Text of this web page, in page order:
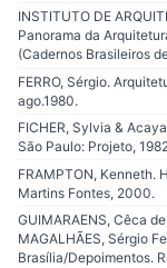
INSTITUTO DE
Panorama da
(Cadernos Brasileiros
FERRO, Sérgio.
ago.1980.
FICHER, Sylvia &
São Paulo: Projeto,
FRAMPTON, Kenneth.
Martins Fontes, 2000.
GUIMARAENS, Cêca
MAGALHÃES, Sérgio
Brasília/Depoimentos.